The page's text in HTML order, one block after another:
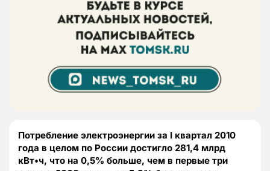
Потребление электроэнергии за I квартал 2010
года в целом по России достигло 281,4 млрд
кВт•ч, что на 0,5% больше, чем в первые три